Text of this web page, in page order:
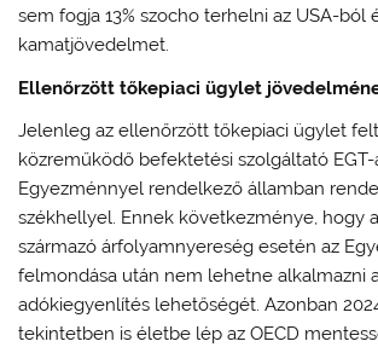
sem fogja 13% szocho terhelni az USA-ból
kamatjövedelmet.
Ellenőrzött tőkepiaci ügylet
Jelenleg az ellenőrzött tőkepiaci ügylet
közreműködő befektetési szolgáltató
Egyezménnyel rendelkező államban
székhellyel. Ennek következménye, hogy
származó árfolyamnyereség esetén az
felmondása után nem lehetne alkalmazni
adókiegyenlítés lehetőségét. Azonban
tekintetben is életbe lép az OECD